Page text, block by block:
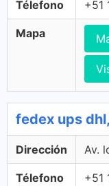
Télefono +51
Mapa
fedex ups
Dirección Av.
Télefono +51